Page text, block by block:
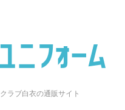
ラブ白衣の通販サイト